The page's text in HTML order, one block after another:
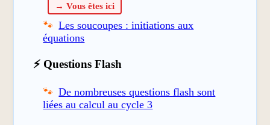
→ Vous êtes ici
Les soucoupes : initiations aux
équations
⚡ Questions Flash
De nombreuses questions flash sont
liées au calcul au cycle 3